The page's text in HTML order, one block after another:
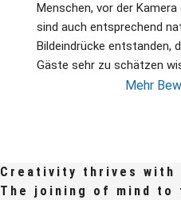
Menschen, vor der
sind auch entsprechend
Bildeindrücke entstanden,
Gäste sehr zu schätzen
Mehr
Creativity thrives with
The joining of mind to